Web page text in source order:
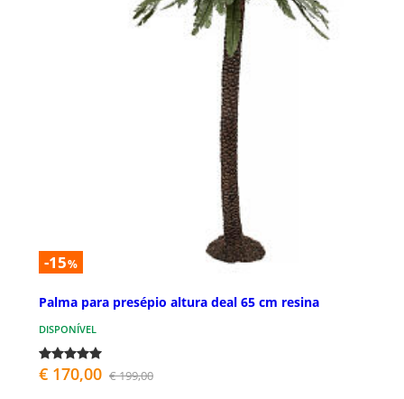
-15%
Palma para presépio altura deal 65 cm resina
DISPONÍVEL
€ 170,00 € 199,00